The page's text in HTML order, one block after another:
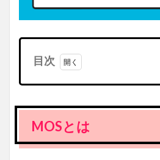
目次
1.1
パソコ
ンのス
MOSとは